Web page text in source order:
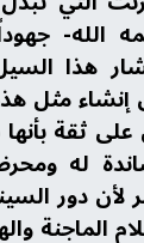
الله-
هذا
مثل
على ثقة
له
لأن دور
الماجنة